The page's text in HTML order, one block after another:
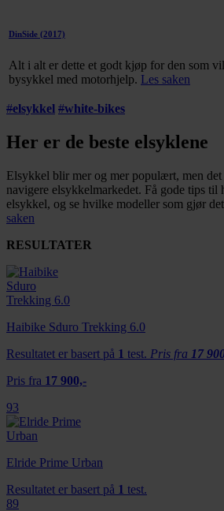
DinSide (2017)
Alt i alt er dette et godt kjøp for den som
bysykkel med motorhjelp. Les saken
#elsykkel #white-bikes
Her er de beste elsyklene
Elsykkel blir mer og mer populært, men
navigere elsykkelmarkedet. Få gode tips til
elsykkel, og se hvilke modeller som gjør
saken
RESULTATER
Haibike Sduro Trekking 6.0
Resultatet er basert på 1 test. Pris fra 17
Pris fra 17 900,-
93
Elride Prime Urban
Resultatet er basert på 1 test.
89